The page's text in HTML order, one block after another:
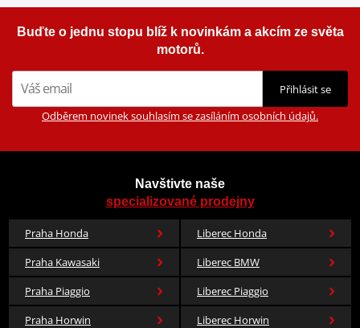
Buďte o jednu stopu blíž k novinkám a akcím ze světa
motorů.
Přihlásit se
Odběrem novinek souhlasím se zasíláním osobních údajů.
Navštivte naše
specializované prodejny
Praha Honda
Liberec Honda
Praha Kawasaki
Liberec BMW
Praha Piaggio
Liberec Piaggio
Praha Horwin
Liberec Horwin